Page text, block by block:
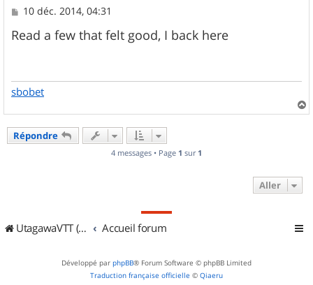
M
s
s
10 déc. 2014, 04:31
Read a few that felt good, I back here
sbobet
a
Répondre
4 messages • Page 1 sur 1
Aller
UtagawaVTT (Randos VTT et VTTAE avec traces GPS) Accueil forum
Développé par phpBB® Forum Software © phpBB Limited
Traduction française officielle © Qiaeru